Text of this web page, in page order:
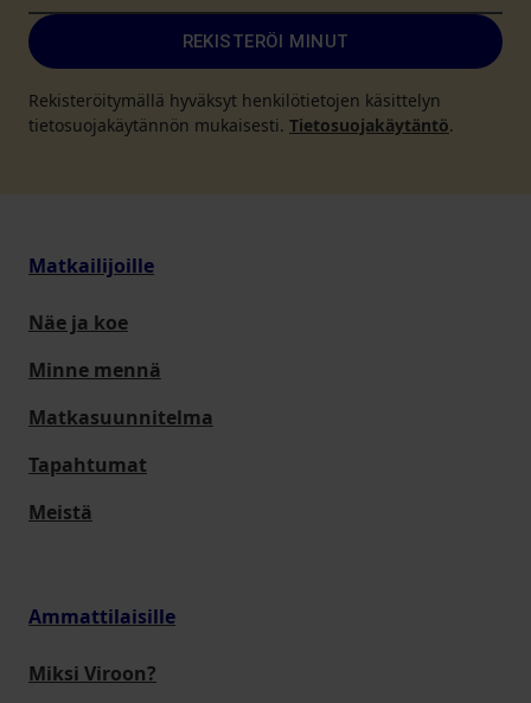
REKISTERÖI MINUT
Rekisteröitymällä hyväksyt henkilötietojen käsittelyn
tietosuojakäytännön mukaisesti. Tietosuojakäytäntö.
Matkailijoille
Näe ja koe
Minne mennä
Matkasuunnitelma
Tapahtumat
Meistä
Ammattilaisille
Miksi Viroon?